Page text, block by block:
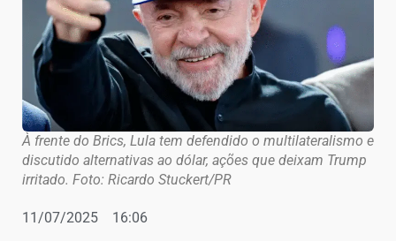
À frente do Brics, Lula tem defendido o multilateralismo e
discutido alternativas ao dólar, ações que deixam Trump
irritado. Foto: Ricardo Stuckert/PR
11/07/2025 16:06